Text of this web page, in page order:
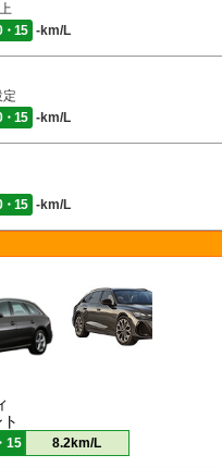
・15 -km/L
・15 -km/L
・15 -km/L
15 8.2km/L